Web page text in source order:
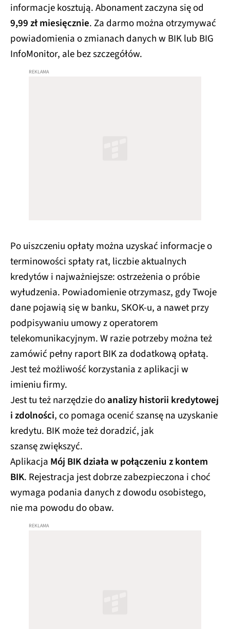
informacje kosztują. Abonament zaczyna się od
9,99 zł miesięcznie. Za darmo można otrzymywać
powiadomienia o zmianach danych w BIK lub BIG
InfoMonitor, ale bez szczegółów.
Po uiszczeniu opłaty można uzyskać informacje o
terminowości spłaty rat, liczbie aktualnych
kredytów i najważniejsze: ostrzeżenia o próbie
wyłudzenia. Powiadomienie otrzymasz, gdy Twoje
dane pojawią się w banku, SKOK-u, a nawet przy
podpisywaniu umowy z operatorem
telekomunikacyjnym. W razie potrzeby można też
zamówić pełny raport BIK za dodatkową opłatą.
Jest też możliwość korzystania z aplikacji w
imieniu firmy.
Jest tu też narzędzie doanalizy historii kredytowej
i zdolności, co pomaga ocenić szansę na uzyskanie
kredytu. BIK może też doradzić, jak
szansę zwiększyć.
Aplikacja Mój BIK działa w połączeniu z kontem
BIK. Rejestracja jest dobrze zabezpieczona i choć
wymaga podania danych z dowodu osobistego,
nie ma powodu do obaw.